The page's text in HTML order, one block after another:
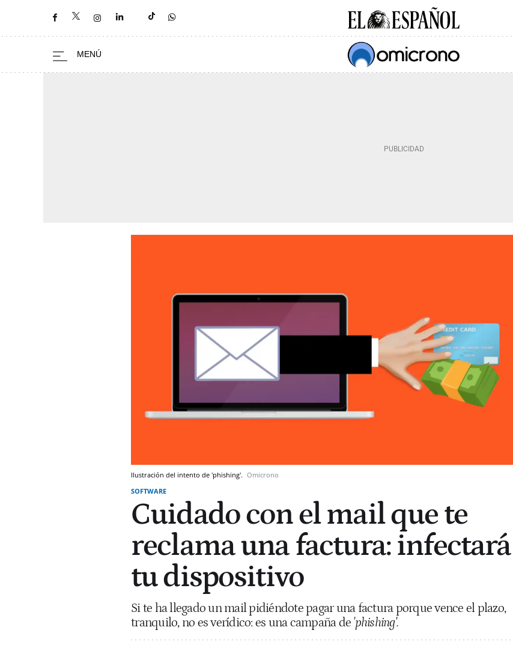
Ilustración del intento de 'phishing'. Omicrono
SOFTWARE
Cuidado con el mail que te
reclama una factura: infectará
tu dispositivo
Si te ha llegado un mail pidiéndote pagar una factura porque vence el plazo,
tranquilo, no es verídico: es una campaña de 'phishing'.